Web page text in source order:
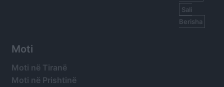
Sali
Berisha
Moti
Moti në Tiranë
Moti në Prishtinë